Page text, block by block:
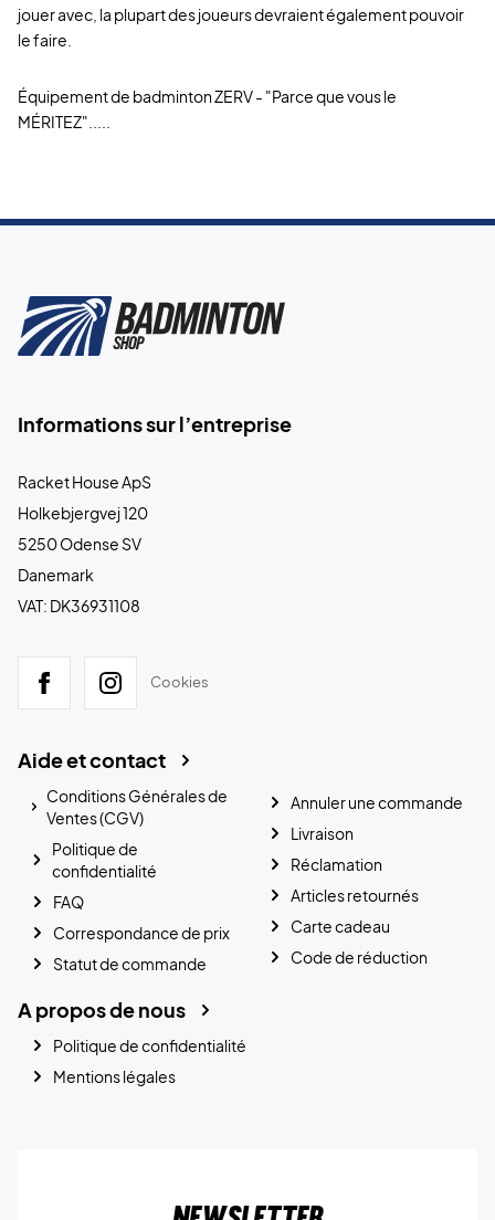
jouer avec, la plupart des joueurs devraient également pouvoir
le faire.
Équipement de badminton ZERV - "Parce que vous le
MÉRITEZ".....
Informations sur l’entreprise
Racket House ApS
Holkebjergvej 120
5250 Odense SV
Danemark
VAT: DK36931108
Cookies
Aide et contact
Conditions Générales de
Ventes (CGV)
Politique de
confidentialité
FAQ
Correspondance de prix
Statut de commande
Annuler une commande
Livraison
Réclamation
Articles retournés
Carte cadeau
Code de réduction
A propos de nous
Politique de confidentialité
Mentions légales